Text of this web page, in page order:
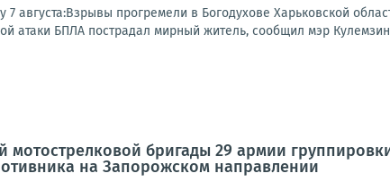
7 августа:Взрывы прогремели в Богодухове Харьковской
атаки БПЛА пострадал мирный житель, сообщил мэр
мотострелковой бригады 29 армии
на Запорожском направлении